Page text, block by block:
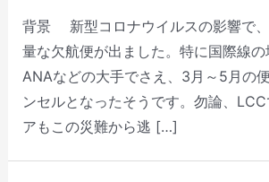
背景 新型コロナウイルスの影響で
量な欠航便が出ました。特に国際線の
ANAなどの大手でさえ、3月～5月の
ンセルとなったそうです。勿論、
アもこの災難から逃 […]